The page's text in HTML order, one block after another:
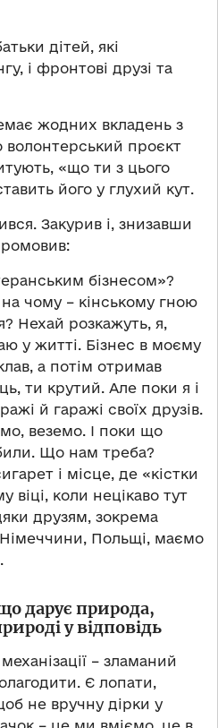
дітей, які
і фронтові друзі та
жодних вкладень з
волонтерський проєкт
«що ти з цього
його у глухий кут.
Закурив і, знизавши
бізнесом»?
чому – кінському гною
Нехай розкажуть, я,
у житті. Бізнес в моєму
а потім отримав
ти крутий. Але поки я і
й гаражі своїх друзів.
веземо. І поки що
Що нам треба?
і місце, де «кістки
коли нецікаво тут
друзям, зокрема
Німеччини, Польщі, маємо
дарує природа,
у відповідь
– зламаний
Є лопати,
не вручну дірки у